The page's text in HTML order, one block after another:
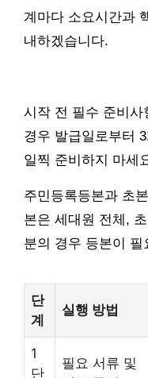
계마다 소요시간과
내하겠습니다.
시작 전 필수 준비사
경우 발급일로부터
일찍 준비하지 마세
주민등록등본과 초
본은 세대원 전체,
분의 경우 등본이
단
계
실행 방법
1
단
필요 서류 및